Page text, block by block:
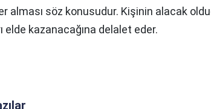
alması söz konusudur. Kişinin alacak
elde kazanacağına delalet eder.